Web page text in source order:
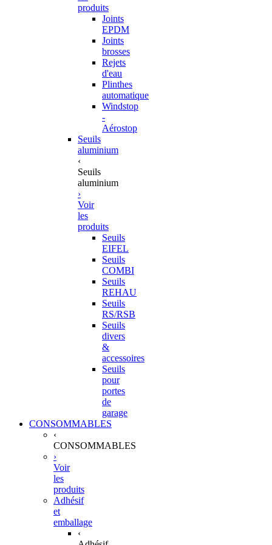
produits
Joints
EPDM
Joints
brosses
Rejets
d'eau
Plinthes
automatique
Windstop
-
Aérostop
Seuils
aluminium
‹
Seuils
aluminium
›
Voir
les
produits
Seuils
EIFEL
Seuils
COMBI
Seuils
REHAU
Seuils
RS/RSB
Seuils
divers
&
accessoires
Seuils
pour
portes
de
garage
CONSOMMABLES
‹
CONSOMMABLES
›
Voir
les
produits
Adhésif
et
emballage
‹